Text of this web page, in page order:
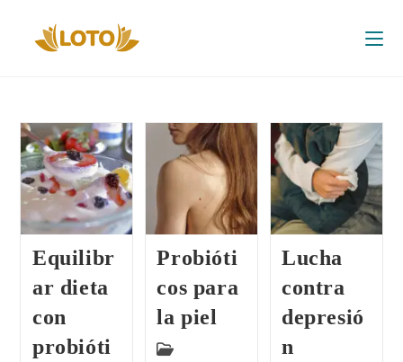
Equilibr
ar dieta
con
probióti
Probióti
cos para
la piel
Lucha
contra
depresió
n